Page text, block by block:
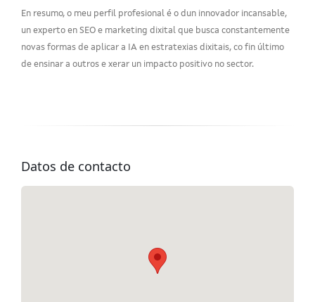
En resumo, o meu perfil profesional é o dun innovador incansable,
un experto en SEO e marketing dixital que busca constantemente
novas formas de aplicar a IA en estratexias dixitais, co fin último
de ensinar a outros e xerar un impacto positivo no sector.
Datos de contacto